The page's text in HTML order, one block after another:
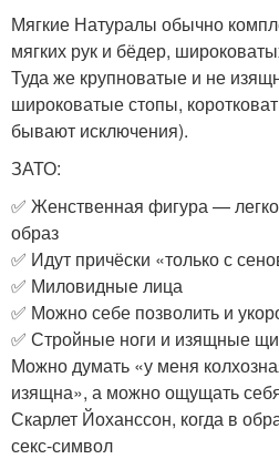
Мягкие Натуралы обычно
мягких рук и бёдер,
Туда же крупноватые и не
широковатые стопы,
бывают исключения).
ЗАТО:
✅ Женственная фигура —
образ
✅ Идут причёски «только с
✅ Миловидные лица
✅ Можно себе позволить и
✅ Стройные ноги и изящные
Можно думать «у меня
изящна», а можно ощущать
Скарлет Йоханссон, когда в
секс-символ